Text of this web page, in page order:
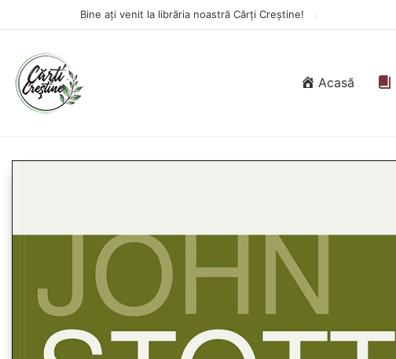
Bine ați venit la librăria noastră Cărți Creștine!
Acasă